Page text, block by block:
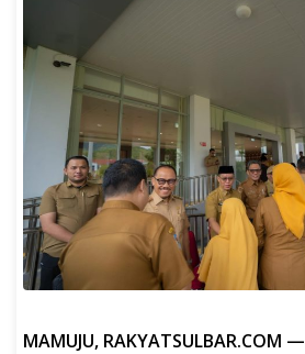
MAMUJU, RAKYATSULBAR.COM —